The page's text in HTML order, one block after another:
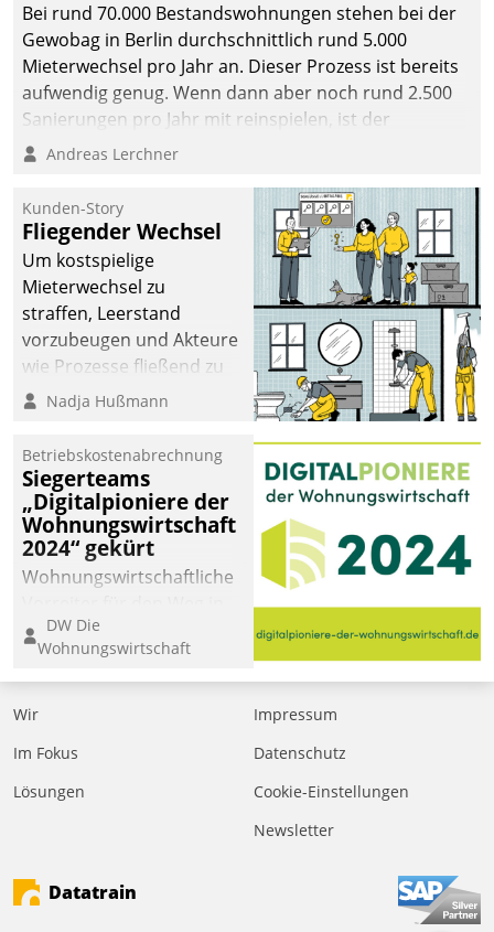
Bei rund 70.000 Bestandswohnungen stehen bei der
Gewobag in Berlin durchschnittlich rund 5.000
Mieterwechsel pro Jahr an. Dieser Prozess ist bereits
aufwendig genug. Wenn dann aber noch rund 2.500
Sanierungen pro Jahr mit reinspielen, ist der
Betreuungs- und Organisationsaufwand immens. Im
kommunale Wohnungsbauunternehmen daher
gemeinsam mit der Berliner Datatrain GmbH den
Teilprozess der Objektsanierung digitalisiert.
Andreas Lerchner
Kunden-Story
Fliegender Wechsel
Um kostspielige
Mieterwechsel zu
straffen, Leerstand
vorzubeugen und Akteure
wie Prozesse fließend zu
vernetzen, nutzt die
Jahresbeginn eine
Überblick, Einsicht und
Eingriff bietende Lösung.
Zur Entwicklung setzte
man auf
Cloudtechnologie,
Partner sowie erstmals
agile Projektmethoden.
Nadja Hußmann
Betriebskostenabrechnung
Siegerteams
„Digitalpioniere der
Wohnungswirtschaft
2024“ gekürt
Wohnungswirtschaftliche
eine digitale Zukunft zu
finden, ist das Ziel des
Awards „Digitalpioniere
der
Bewerben können sich
dafür ein Team
DW Die
Wohnungswirtschaft
Wir
Im Fokus
Lösungen
Impressum
Datenschutz
Cookie-Einstellungen
Newsletter
Datatrain